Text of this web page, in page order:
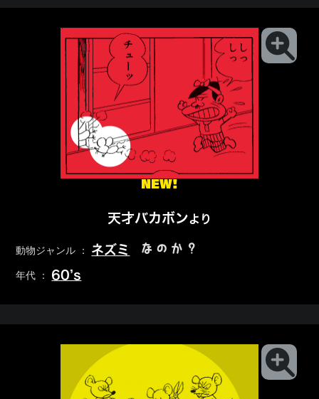
NEW!
天才バカボンより
動物ジャンル ： ネズミ なのか？
年代 ： 60’s